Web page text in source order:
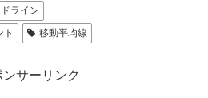
ドライン
ト
移動平均線
ンサーリンク